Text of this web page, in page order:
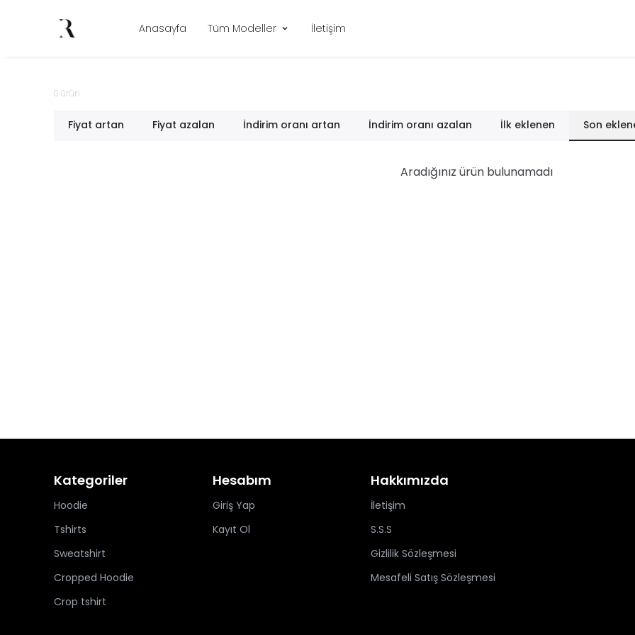
Anasayfa Tüm Modeller İletişim
0 ürün
Fiyat artan Fiyat azalan İndirim oranı artan İndirim oranı azalan İlk eklenen Son
Aradığınız ürün bulunamadı
Kategoriler
Hoodie
Tshirts
Sweatshirt
Cropped Hoodie
Crop tshirt
Hesabım
Giriş Yap
Kayıt Ol
Hakkımızda
İletişim
S.S.S
Gizlilik Sözleşmesi
Mesafeli Satış Sözleşmesi